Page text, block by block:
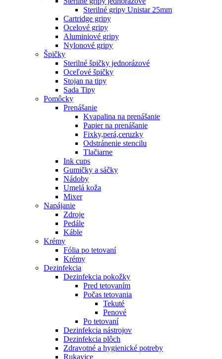
Sterilné gripy Unistar 25mm
Cartridge gripy
Ocelové gripy
Aluminiové gripy
Nylonové gripy
Špičky
Sterilné špičky jednorázové
Oceľové špičky
Stojan na tipy
Sada Tipy
Pomôcky
Prenášanie
Kvapalina na prenášanie
Papier na prenášanie
Fixky,perá,ceruzky
Odstránenie stencilu
Tlačiarne
Ink cups
Gumičky a sáčky
Nádoby
Umelá koža
Mixer
Napájanie
Zdroje
Pedále
Káble
Krémy
Fólia po tetovaní
Krémy
Dezinfekcia
Dezinfekcia pokožky
Pred tetovaním
Počas tetovania
Tekuté
Penové
Po tetovaní
Dezinfekcia nástrojov
Dezinfekcia plôch
Zdravotné a hygienické potreby
Rukavice